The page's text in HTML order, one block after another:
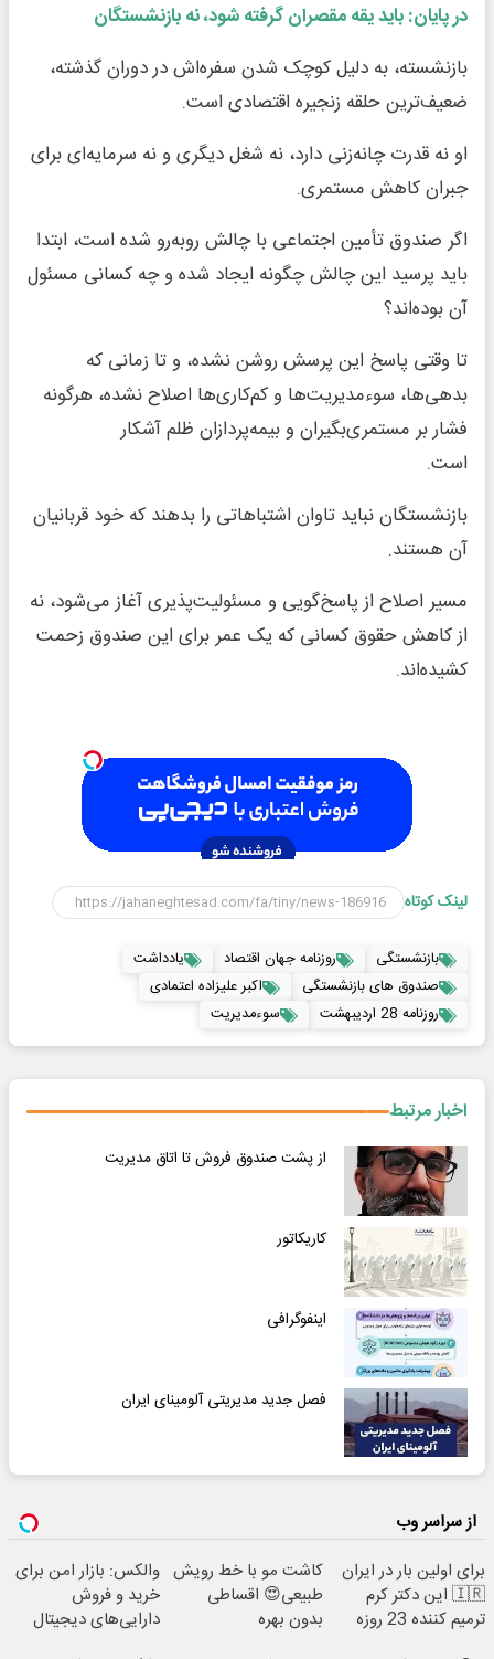
در پایان: باید یقه مقصران گرفته شود، نه بازنشستگان
بازنشسته، به دلیل کوچک شدن سفره‌اش در دوران گذشته،
ضعیف‌ترین حلقه زنجیره اقتصادی است.
او نه قدرت چانه‌زنی دارد، نه شغل دیگری و نه سرمایه‌ای برای
جبران کاهش مستمری.
اگر صندوق تأمین اجتماعی با چالش روبه‌رو شده است، ابتدا
باید پرسید این چالش چگونه ایجاد شده و چه کسانی مسئول
آن بوده‌اند؟
تا وقتی پاسخ این پرسش روشن نشده، و تا زمانی که
بدهی‌ها، سوءمدیریت‌ها و کم‌کاری‌ها اصلاح نشده، هرگونه
فشار بر مستمری‌بگیران و بیمه‌پردازان ظلم آشکار
است.
بازنشستگان نباید تاوان اشتباهاتی را بدهند که خود قربانیان
آن هستند.
مسیر اصلاح از پاسخ‌گویی و مسئولیت‌پذیری آغاز می‌شود، نه
از کاهش حقوق کسانی که یک عمر برای این صندوق زحمت
کشیده‌اند.
لینک کوتاه
بازنشستگی روزنامه جهان اقتصاد
یادداشت
صندوق های بازنشستگی
اکبر علیزاده اعتمادی
روزنامه 28 اردیبهشت
سوءمدیریت
اخبار مرتبط
از پشت صندوق فروش تا اتاق مدیریت
کاریکاتور
اینفوگرافی
فصل جدید مدیریتی آلومینای ایران
از سراسر وب
برای اولین بار در ایران
🇮🇷 این دکتر کرم
ترمیم کننده 23 روزه
کاشت مو با خط رویش
طبیعی😍 اقساطی
بدون بهره
والکس: بازار امن برای
خرید و فروش
دارایی‌های دیجیتال